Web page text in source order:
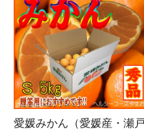
愛媛みかん（愛媛産・瀬戸